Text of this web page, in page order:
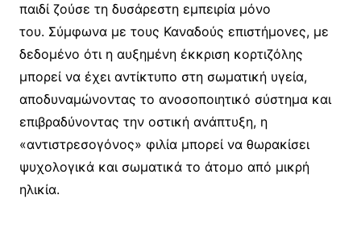
παιδί ζούσε τη δυσάρεστη εμπειρία μόνο
του. Σύμφωνα με τους Καναδούς επιστήμονες, με
δεδομένο ότι η αυξημένη έκκριση κορτιζόλης
μπορεί να έχει αντίκτυπο στη σωματική υγεία,
αποδυναμώνοντας το ανοσοποιητικό σύστημα και
επιβραδύνοντας την οστική ανάπτυξη, η
«αντιστρεσογόνος» φιλία μπορεί να θωρακίσει
ψυχολογικά και σωματικά το άτομο από μικρή
ηλικία.